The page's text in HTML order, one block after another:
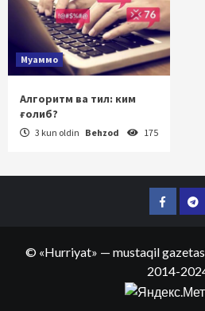
Муаммо
Алгоритм ва тил: ким
ғолиб?
3 kun oldin Behzod 175
Facebook
© «Hurriyat» — mustaqil
2014-